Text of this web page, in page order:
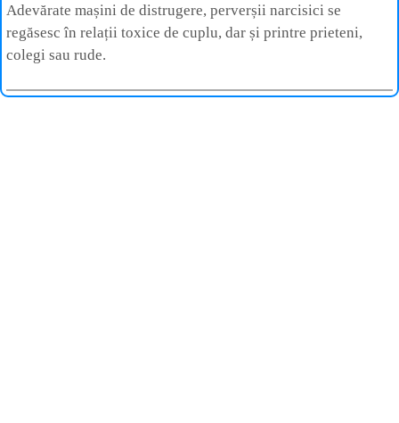
Adevărate mașini de distrugere, perverșii narcisici se
regăsesc în relații toxice de cuplu, dar și printre prieteni,
colegi sau rude.